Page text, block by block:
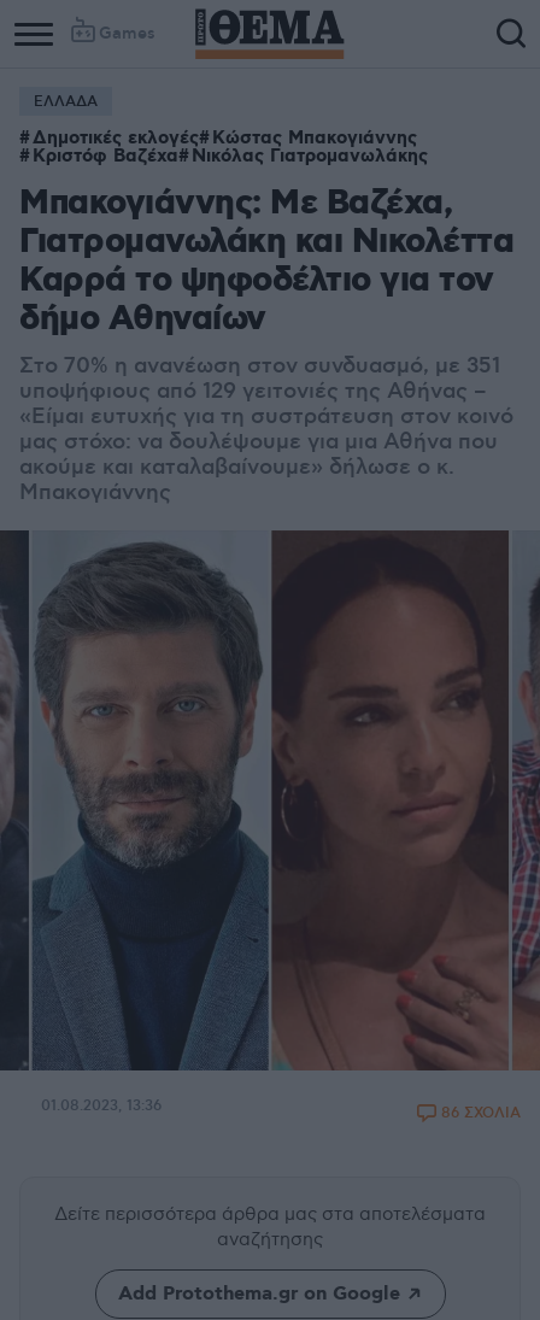
Games
ΕΛΛΑΔΑ
Δημοτικές εκλογές Κώστας Μπακογιάννης
Κριστόφ Βαζέχα Νικόλας Γιατρομανωλάκης
Μπακογιάννης: Με Βαζέχα,
Γιατρομανωλάκη και Νικολέττα
Καρρά το ψηφοδέλτιο για τον
δήμο Αθηναίων
Στο 70% η ανανέωση στον συνδυασμό, με 351
υποψήφιους από 129 γειτονιές της Αθήνας –
«Είμαι ευτυχής για τη συστράτευση στον κοινό
μας στόχο: να δουλέψουμε για μια Αθήνα που
ακούμε και καταλαβαίνουμε» δήλωσε ο κ.
Μπακογιάννης
01.08.2023, 13:36 86 ΣΧΟΛΙΑ
Δείτε περισσότερα άρθρα μας στα αποτελέσματα
αναζήτησης
Add Protothema.gr on Google